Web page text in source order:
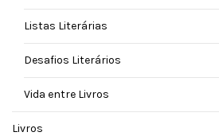
Listas Literárias
Desafios Literários
Vida entre Livros
Livros